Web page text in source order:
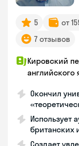
5 от
7 отзывов
Кировский
английского
Окончил
Использует
британских
Создает